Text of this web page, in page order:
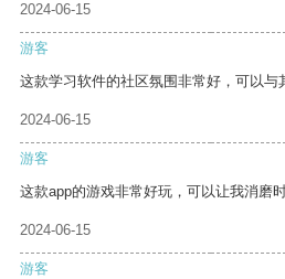
2024-06-15
游客
这款学习软件的社区氛围非常好，可以与
2024-06-15
游客
这款app的游戏非常好玩，可以让我消磨时
2024-06-15
游客